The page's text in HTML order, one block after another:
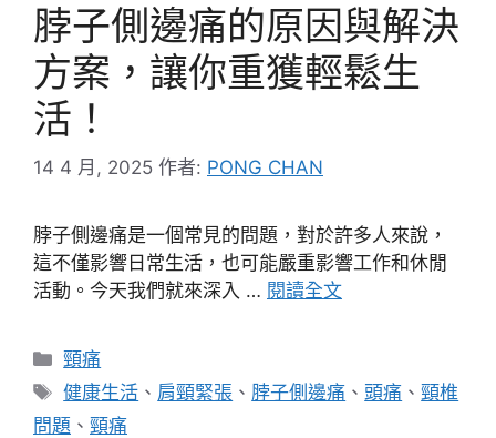
脖子側邊痛的原因與解決
方案，讓你重獲輕鬆生
活！
14 4 月, 2025 作者: PONG CHAN
脖子側邊痛是一個常見的問題，對於許多人來說，
這不僅影響日常生活，也可能嚴重影響工作和休閒
活動。今天我們就來深入 … 閱讀全文
分
類
頸痛
標
籤
健康生活 、 肩頸緊張 、 脖子側邊痛 、頭痛 、頸椎
問題 、 頸痛